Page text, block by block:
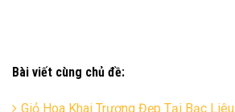
Bài viết cùng chủ đề:
Giỏ Hoa Khai Trương Đẹp Tại Bạc Liêu